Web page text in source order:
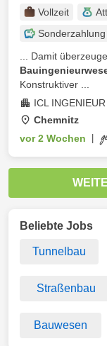
Vollzeit
Sonderzahlung
... Damit
Konstruktiver ...
ICL
Chemnitz
vor 2 Wochen
Beliebte Jobs
Tunnelbau
Straßenbau
Bauwesen